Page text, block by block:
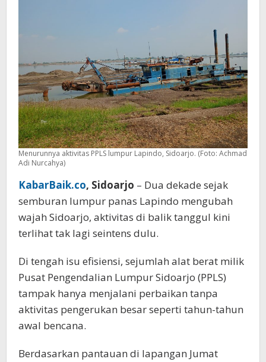
Menurunnya aktivitas PPLS lumpur Lapindo, Sidoarjo. (Foto: Achmad
Adi Nurcahya)
KabarBaik.co, Sidoarjo – Dua dekade sejak
semburan lumpur panas Lapindo mengubah
wajah Sidoarjo, aktivitas di balik tanggul kini
terlihat tak lagi seintens dulu.
Di tengah isu efisiensi, sejumlah alat berat milik
Pusat Pengendalian Lumpur Sidoarjo (PPLS)
tampak hanya menjalani perbaikan tanpa
aktivitas pengerukan besar seperti tahun-tahun
awal bencana.
Berdasarkan pantauan di lapangan Jumat